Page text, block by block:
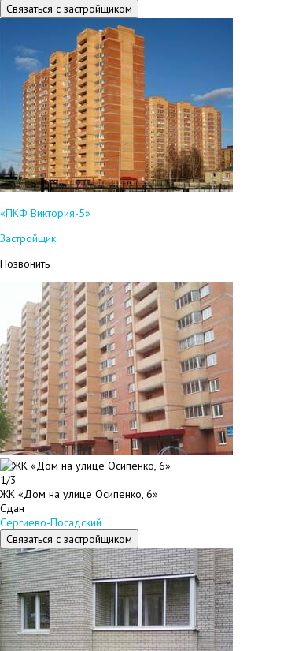
Связаться с застройщиком
«ПКФ Виктория-5»
Застройщик
Позвонить
1/3
ЖК «Дом на улице Осипенко, 6»
Сдан
Сергиево-Посадский
Связаться с застройщиком